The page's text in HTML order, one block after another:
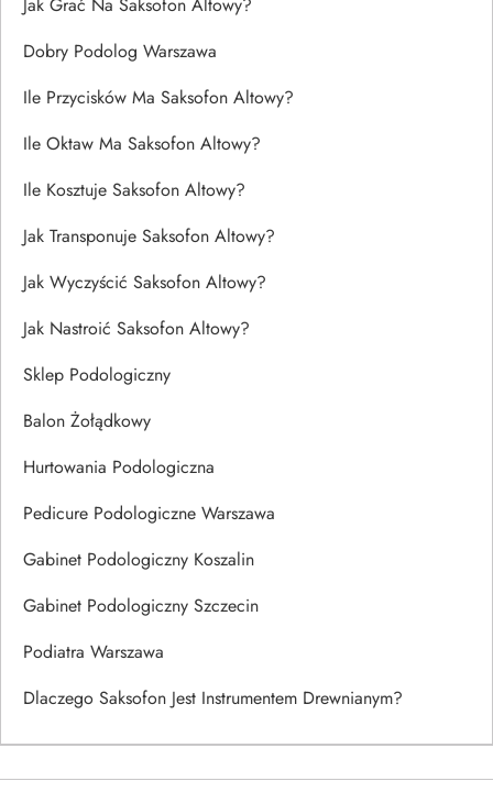
Dobry Podolog Warszawa
Ile Przycisków Ma Saksofon Altowy?
Ile Oktaw Ma Saksofon Altowy?
Ile Kosztuje Saksofon Altowy?
Jak Transponuje Saksofon Altowy?
Jak Wyczyścić Saksofon Altowy?
Jak Nastroić Saksofon Altowy?
Sklep Podologiczny
Balon Żołądkowy
Hurtowania Podologiczna
Pedicure Podologiczne Warszawa
Gabinet Podologiczny Koszalin
Gabinet Podologiczny Szczecin
Podiatra Warszawa
Dlaczego Saksofon Jest Instrumentem Drewnianym?